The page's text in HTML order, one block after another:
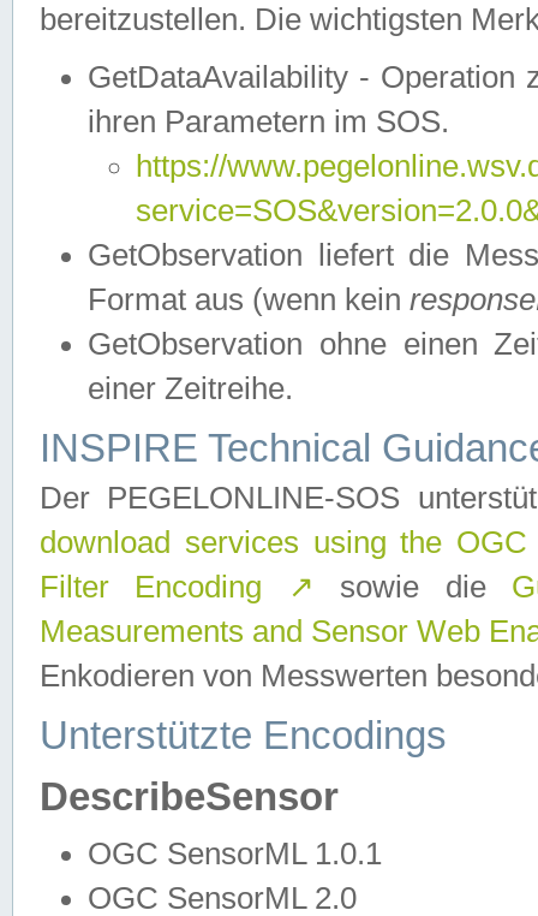
bereitzustellen. Die wichtigsten
GetDataAvailability - Operation
ihren Parametern im SOS.
https://
GetObservation liefert die
Format aus (wenn kein
GetObservation ohne einen
einer Zeitreihe.
INSPIRE Technical
Der PEGELONLINE-SOS
download services using the
Filter Encoding
↗ sowie die
Measurements and Sensor Web
Enkodieren von Messwerten
Unterstützte Encodings
DescribeSensor
OGC SensorML 1.0.1
OGC SensorML 2.0